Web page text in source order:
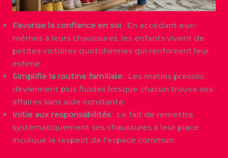
Favorise la confiance en soi: En accédant eux-
mêmes à leurs chaussures, les enfants vivent de
petites victoires quotidiennes qui renforcent leur
estime.
Simplifie la routine familiale: Les matins pressés
deviennent plus fluides lorsque chacun trouve ses
affaires sans aide constante.
Initie aux responsabilités: Le fait de remettre
systématiquement ses chaussures à leur place
inculque le respect de l’espace commun.